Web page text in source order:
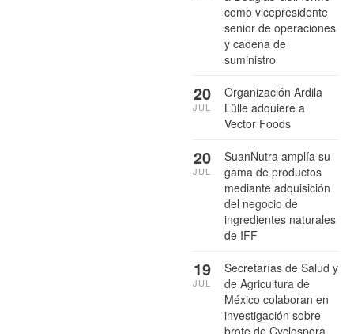
como vicepresidente
senior de operaciones
y cadena de
suministro
Organización Ardila
Lülle adquiere a
Vector Foods
20
JUL
SuanNutra amplía su
gama de productos
mediante adquisición
del negocio de
ingredientes naturales
de IFF
20
JUL
Secretarías de Salud y
de Agricultura de
México colaboran en
investigación sobre
19
JUL